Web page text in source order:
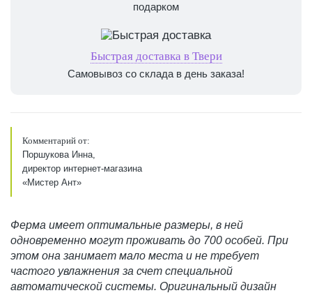
подарком
Быстрая доставка в Твери
Самовывоз со склада в день заказа!
Ферма имеет оптимальные размеры, в ней
одновременно могут проживать до 700 особей. При
этом она занимает мало места и не требует
частого увлажнения за счет специальной
автоматической системы. Оригинальный дизайн
Комментарий от:
Поршукова Инна,
директор интернет-магазина
«Мистер Ант»